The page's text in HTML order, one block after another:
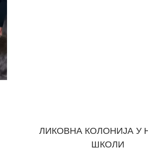
ЛИКОВНА КОЛОНИЈА У
ШКОЛИ